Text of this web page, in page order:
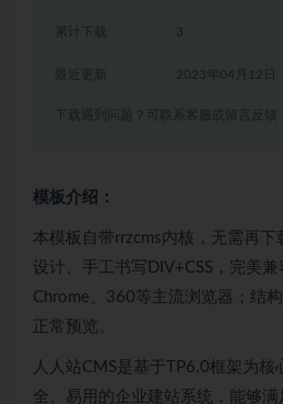
累计下载 3
2023年04月12日
下载遇到问题？可联系客服或留言反馈
模板介绍：
本模板自带rrzcms内核，无需再下
设计、手工书写DIV+CSS，完美兼
Chrome、360等主流浏览器；结
正常预览。
人人站CMS是基于TP6.0框架为核
全、易用的企业建站系统，能够